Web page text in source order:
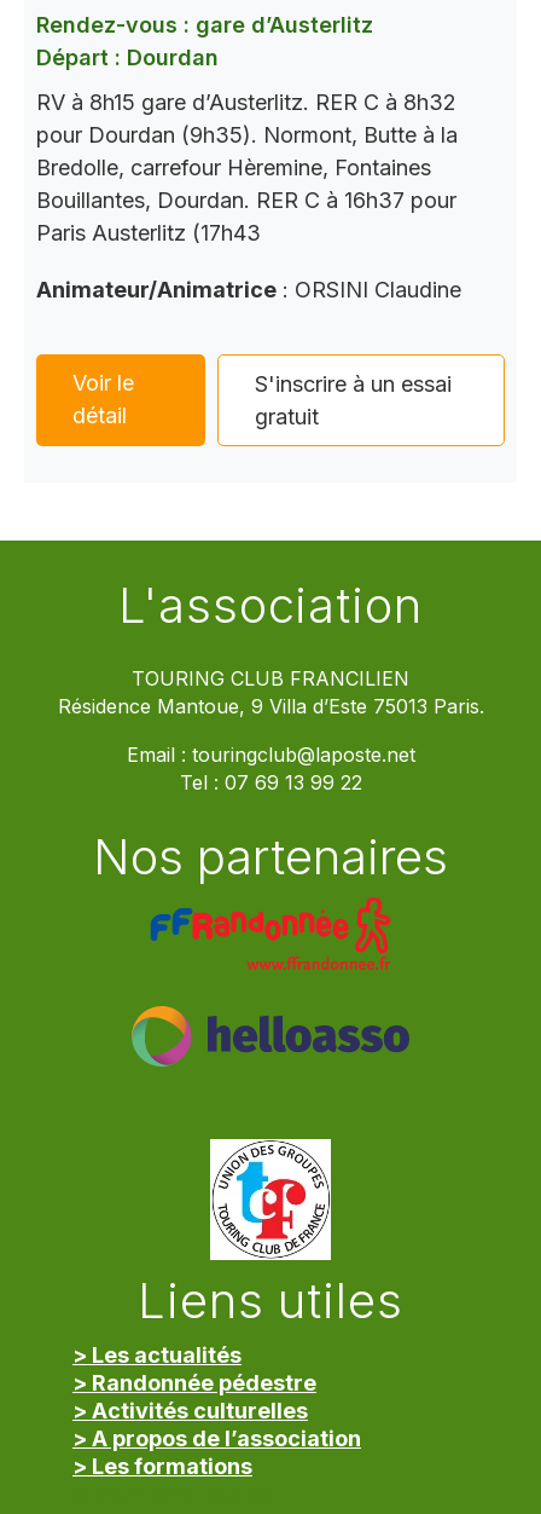
Rendez-vous : gare d’Austerlitz
Départ : Dourdan
RV à 8h15 gare d’Austerlitz. RER C à 8h32
pour Dourdan (9h35). Normont, Butte à la
Bredolle, carrefour Hèremine, Fontaines
Bouillantes, Dourdan. RER C à 16h37 pour
Paris Austerlitz (17h43
Animateur/Animatrice : ORSINI Claudine
Voir le
détail
S'inscrire à un essai
gratuit
L'association
TOURING CLUB FRANCILIEN
Résidence Mantoue, 9 Villa d’Este 75013 Paris.
Email : touringclub@laposte.net
Tel : 07 69 13 99 22
Nos partenaires
Liens utiles
> Les actualités
> Randonnée pédestre
> Activités culturelles
> A propos de l’association
> Les formations